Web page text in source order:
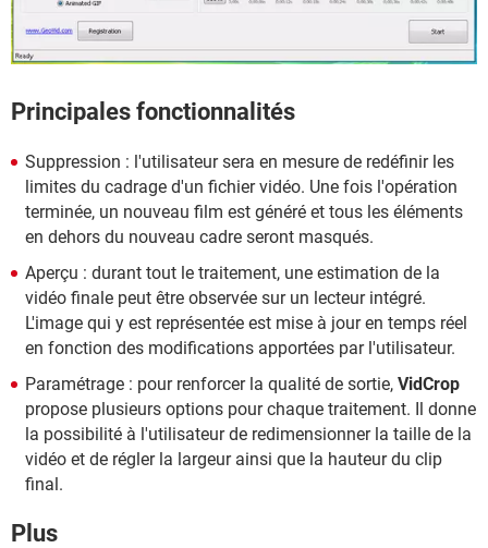
Principales fonctionnalités
Suppression : l'utilisateur sera en mesure de redéfinir les
limites du cadrage d'un fichier vidéo. Une fois l'opération
terminée, un nouveau film est généré et tous les éléments
en dehors du nouveau cadre seront masqués.
Aperçu : durant tout le traitement, une estimation de la
vidéo finale peut être observée sur un lecteur intégré.
L'image qui y est représentée est mise à jour en temps réel
en fonction des modifications apportées par l'utilisateur.
Paramétrage : pour renforcer la qualité de sortie, VidCrop
propose plusieurs options pour chaque traitement. Il donne
la possibilité à l'utilisateur de redimensionner la taille de la
vidéo et de régler la largeur ainsi que la hauteur du clip
final.
Plus